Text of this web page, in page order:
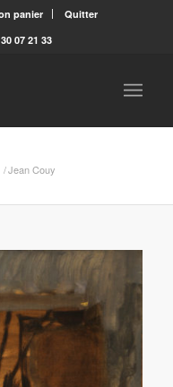
panier
Quitter
07 21 33
/Jean Couy